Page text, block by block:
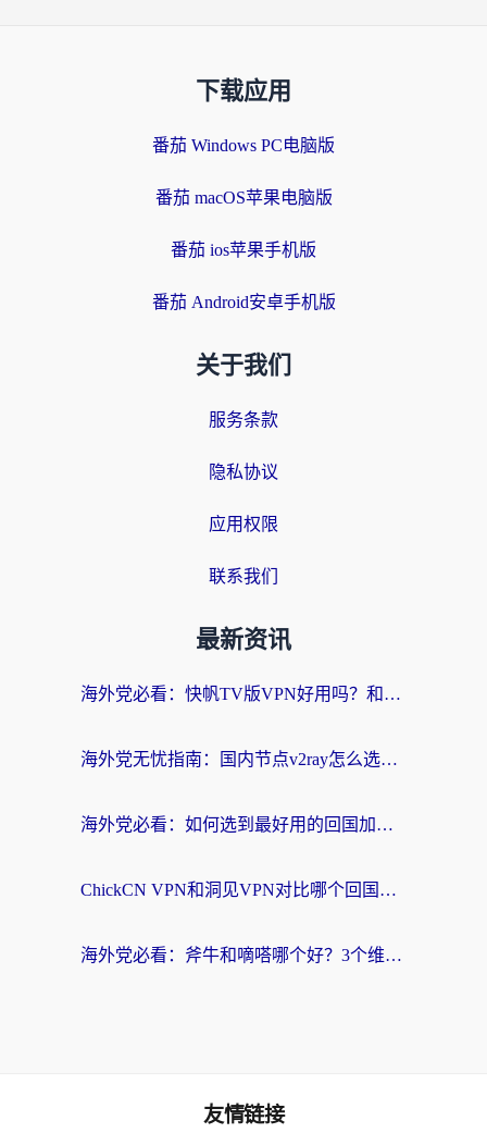
下载应用
番茄 Windows PC电脑版
番茄 macOS苹果电脑版
番茄 ios苹果手机版
番茄 Android安卓手机版
关于我们
服务条款
隐私协议
应用权限
联系我们
最新资讯
海外党必看：快帆TV版VPN好用吗？和快游VPN对比哪个回国效果更好？附实用避坑指南
海外党无忧指南：国内节点v2ray怎么选？一键回国VPN+多场景实测帮你避坑
海外党必看：如何选到最好用的回国加速器？从节点到售后的全维度指南
ChickCN VPN和洞见VPN对比哪个回国效果更好？海外党亲测3款加速器+避坑指南
海外党必看：斧牛和嘀嗒哪个好？3个维度教你选对回国加速器
友情链接